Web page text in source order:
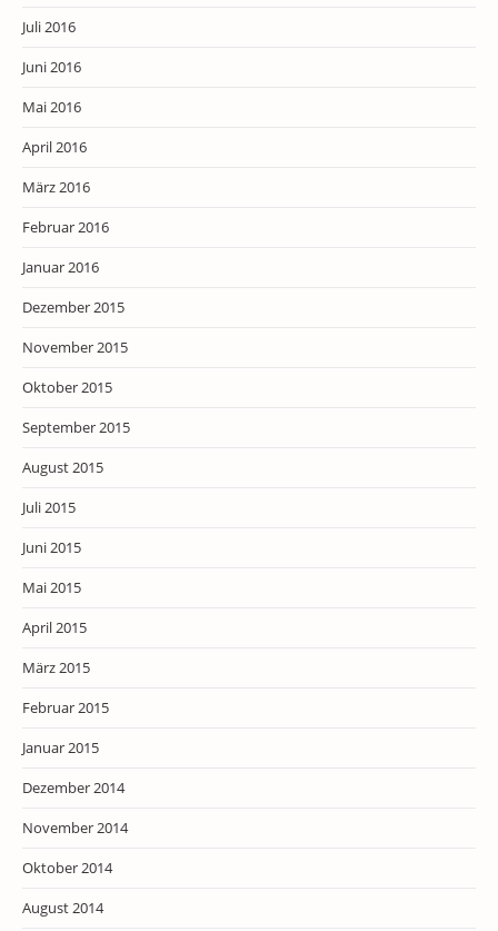
Juli 2016
Juni 2016
Mai 2016
April 2016
März 2016
Februar 2016
Januar 2016
Dezember 2015
November 2015
Oktober 2015
September 2015
August 2015
Juli 2015
Juni 2015
Mai 2015
April 2015
März 2015
Februar 2015
Januar 2015
Dezember 2014
November 2014
Oktober 2014
August 2014